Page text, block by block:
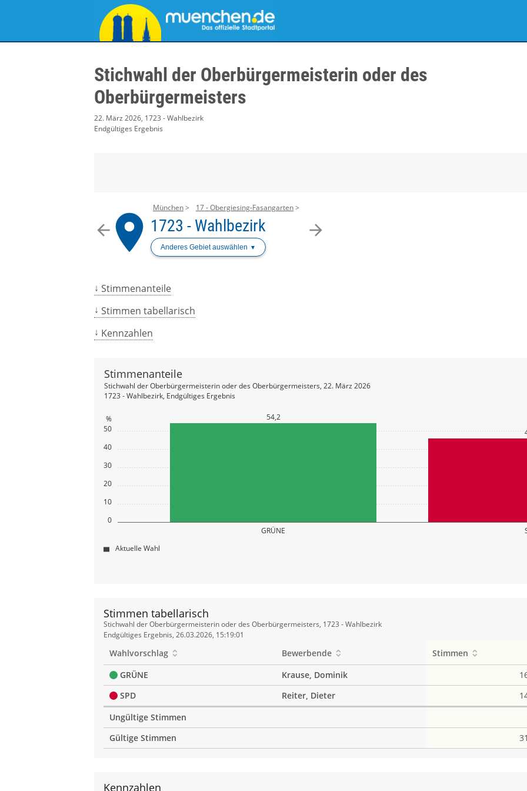
Stichwahl der Oberbürgermeisterin oder des
Oberbürgermeisters
22. März 2026, 1723 - Wahlbezirk
Endgültiges Ergebnis
arrow_back arrow_forward
place
München 17 - Obergiesing-Fasangarten
1723 - Wahlbezirk
Anderes Gebiet auswählen
Stimmenanteile
Stimmen tabellarisch
Kennzahlen
0
10
20
30
40
50
%
GRÜNE
54,2
Stimmenanteile
Stichwahl der Oberbürgermeisterin oder des Oberbürgermeisters, 22. März 2026
1723 - Wahlbezirk, Endgültiges Ergebnis
Aktuelle Wahl
Stimmen tabellarisch
Stimmen
tabellarisch
Stichwahl der Oberbürgermeisterin oder des Oberbürgermeisters, 1723 - Wahlbezirk
Endgültiges Ergebnis, 26.03.2026, 15:19:01
Wahlvorschlag Bewerbende Stimmen
GRÜNE
Krause, Dominik
SPD
Reiter, Dieter
Ungültige Stimmen
Gültige Stimmen
Kennzahlen